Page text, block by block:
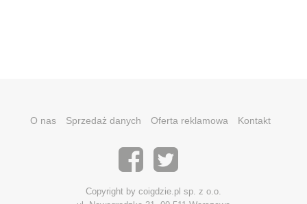
O nas Sprzedaż danych Oferta reklamowa Kontakt
Copyright by coigdzie.pl sp. z o.o.